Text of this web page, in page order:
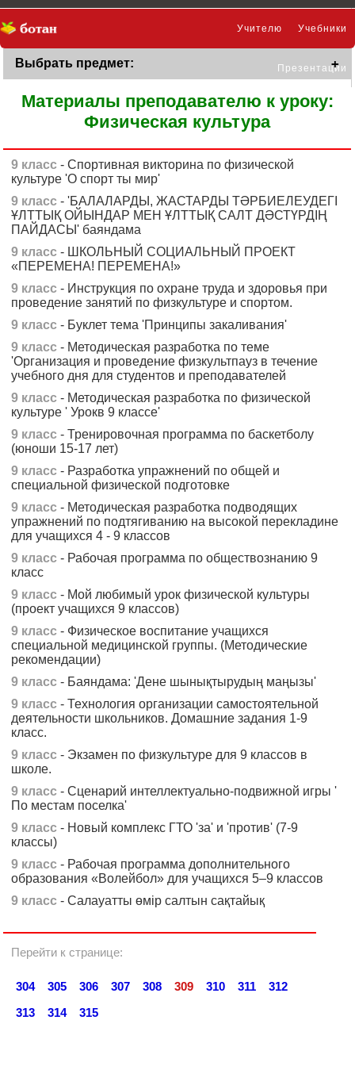
Учебники
Учителю
Презентации
Выбрать предмет:
Материалы преподавателю к уроку:
Физическая культура
9 класс - Спортивная викторина по физической
культуре 'О спорт ты мир'
9 класс - 'БАЛАЛАРДЫ, ЖАСТАРДЫ ТӘРБИЕЛЕУДЕГІ
ҰЛТТЫҚ ОЙЫНДАР МЕН ҰЛТТЫҚ САЛТ ДӘСТҮРДІҢ
ПАЙДАСЫ' баяндама
9 класс - ШКОЛЬНЫЙ СОЦИАЛЬНЫЙ ПРОЕКТ
«ПЕРЕМЕНА! ПЕРЕМЕНА!»
9 класс - Инструкция по охране труда и здоровья при
проведение занятий по физкультуре и спортом.
9 класс - Буклет тема 'Принципы закаливания'
9 класс - Методическая разработка по теме
'Организация и проведение физкультпауз в течение
учебного дня для студентов и преподавателей
9 класс - Методическая разработка по физической
культуре ' Урокв 9 классе'
9 класс - Тренировочная программа по баскетболу
(юноши 15-17 лет)
9 класс - Разработка упражнений по общей и
специальной физической подготовке
9 класс - Методическая разработка подводящих
упражнений по подтягиванию на высокой перекладине
для учащихся 4 - 9 классов
9 класс - Рабочая программа по обществознанию 9
класс
9 класс - Мой любимый урок физической культуры
(проект учащихся 9 классов)
9 класс - Физическое воспитание учащихся
специальной медицинской группы. (Методические
рекомендации)
9 класс - Баяндама: 'Дене шынықтырудың маңызы'
9 класс - Технология организации самостоятельной
деятельности школьников. Домашние задания 1-9
класс.
9 класс - Экзамен по физкультуре для 9 классов в
школе.
9 класс - Сценарий интеллектуально-подвижной игры '
По местам поселка'
9 класс - Новый комплекс ГТО 'за' и 'против' (7-9
классы)
9 класс - Рабочая программа дополнительного
образования «Волейбол» для учащихся 5–9 классов
9 класс - Салауатты өмір салтын сақтайық
Перейти к странице:
304 305 306 307 308 309 310 311
312
313
314 315